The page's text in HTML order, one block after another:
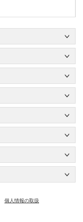
個人情報の取扱